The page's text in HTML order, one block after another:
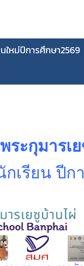
ใหม่ปีการศึกษา2569
ระกุมารเ
เรียน ปีก